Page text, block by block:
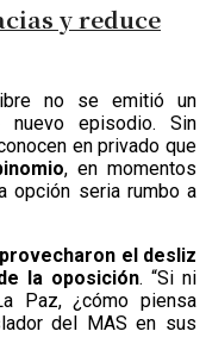
y reduce
no se emitió un
nuevo episodio. Sin
en privado que
, en momentos
opción seria rumbo a
el desliz
la oposición. “Si ni
Paz, ¿cómo piensa
del MAS en sus